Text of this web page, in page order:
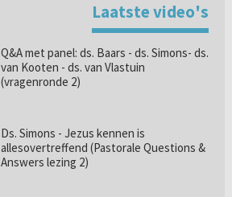
Laatste video's
Q&A met panel: ds. Baars - ds. Simons- ds.
van Kooten - ds. van Vlastuin
(vragenronde 2)
Ds. Simons - Jezus kennen is
allesovertreffend (Pastorale Questions &
Answers lezing 2)